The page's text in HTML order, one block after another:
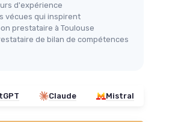
d'expérience
vécues qui inspirent
prestataire à Toulouse
de bilan de compétences
Claude Mistral